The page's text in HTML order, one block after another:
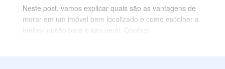
Neste post, vamos explicar quais são as vantagens de
morar em um imóvel bem localizado e como escolher a
melhor opção para o seu perfil. Confira!